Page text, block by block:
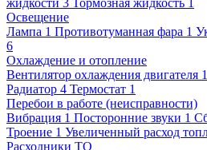
жидкости 3 Тормозная жидкость 1
Освещение
Лампа 1 Противотуманная фара 1
6
Охлаждение и отопление
Вентилятор охлаждения двигателя 1
Радиатор 4 Термостат 1
Перебои в работе (неисправности)
Вибрация 1 Посторонние звуки 1
Троение 1 Увеличенный расход
Расходники ТО